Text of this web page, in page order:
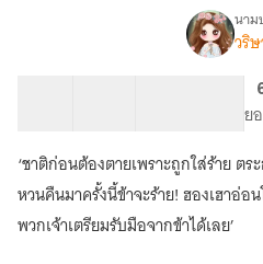
เรื่
ข้า
ขอ
น
ร้
นาม
วริ
ย
‘ชาติก่อนต้องตายเพราะถูกใส่ร้าย ต
หวนคืนมาครั้งนี้ข้าจะร้าย! ฮองเฮาอ่อ
พวกเจ้าเตรียมรับมือจากข้าได้เลย’